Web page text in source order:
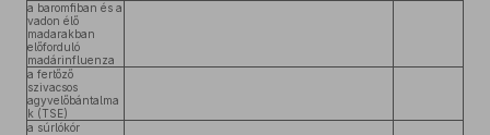
a baromfiban és a
vadon élő
madarakban
előforduló
madárinfluenza
a fertőző
szivacsos
agyvelőbántalma
k (TSE)
a súrlókór